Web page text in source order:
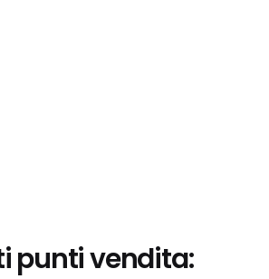
punti vendita: